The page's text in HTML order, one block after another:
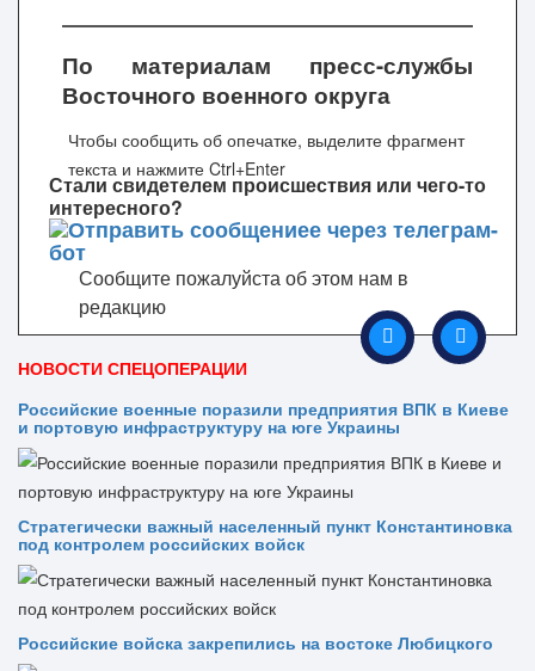
По материалам пресс-службы
Восточного военного округа
Стали свидетелем происшествия или чего-то
интересного?
Сообщите пожалуйста об этом нам в
редакцию
Чтобы сообщить об опечатке, выделите фрагмент
текста и нажмите Ctrl+Enter
НОВОСТИ СПЕЦОПЕРАЦИИ
Российские военные поразили предприятия ВПК в Киеве
и портовую инфраструктуру на юге Украины
Стратегически важный населенный пункт Константиновка
под контролем российских войск
Российские войска закрепились на востоке Любицкого